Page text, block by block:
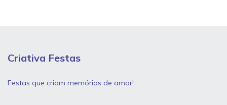
Criativa Festas
Festas que criam memórias de amor!